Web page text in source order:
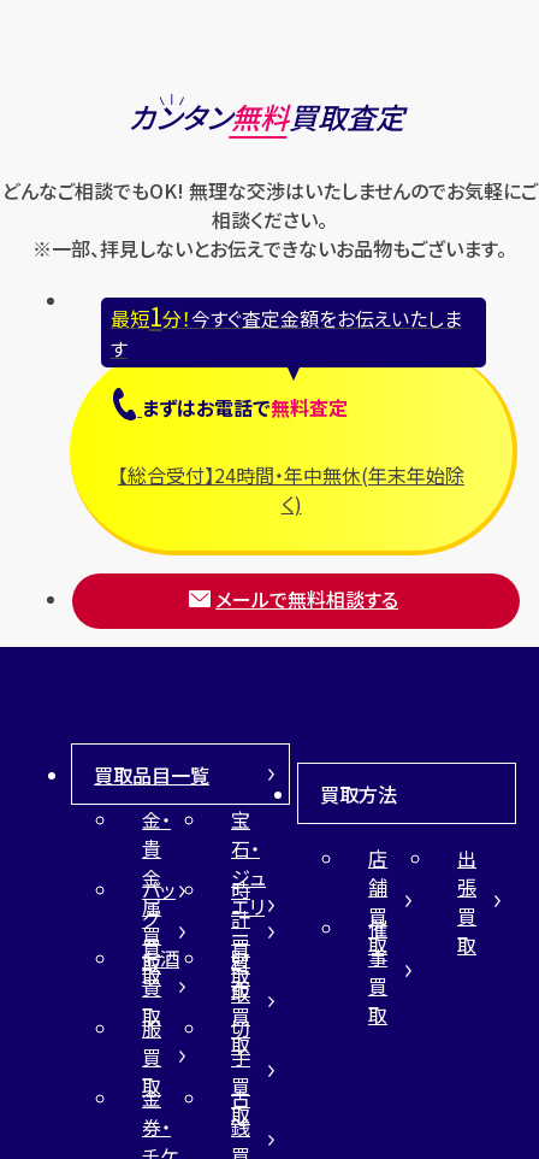
スウォッチ
ゼニス
セリーヌ
ハリー・ウィンストン
フェラガモ
フェンディ
ブライトリング
プラダ
フランク ミュラー
ブレゲ
ロエベ
ロンジン
カンタン無料買取査定
どんなご相談でもOK! 無理な交渉はいたしませんのでお気軽にご
相談ください。
※一部、拝見しないとお伝えできないお品物もございます。
最短1分！今すぐ査定金額をお伝えいたしま
す
まずはお電話で無料査定
【総合受付】24時間・年中無休(年末年始除
く)
メールで無料相談する
買取品目一覧
金・
貴
金
属
買
取
宝
石・
ジュ
エリ
ー
買
取
バッ
グ
買
取
時
計
買
取
お酒
買
取
財
布
買
取
服
買
取
切
手
買
取
金
券・
古
銭
買取方法
店
舗
買
取
出
張
買
取
催
事
買
取